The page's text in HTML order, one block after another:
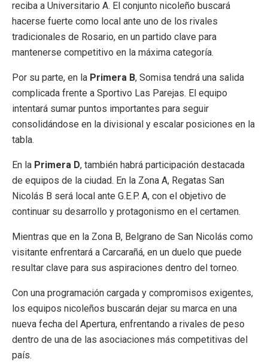
reciba a Universitario A. El conjunto nicoleño buscará
hacerse fuerte como local ante uno de los rivales
tradicionales de Rosario, en un partido clave para
mantenerse competitivo en la máxima categoría.
Por su parte, en la Primera B, Somisa tendrá una salida
complicada frente a Sportivo Las Parejas. El equipo
intentará sumar puntos importantes para seguir
consolidándose en la divisional y escalar posiciones en la
tabla.
En la Primera D, también habrá participación destacada
de equipos de la ciudad. En la Zona A, Regatas San
Nicolás B será local ante G.E.P. A, con el objetivo de
continuar su desarrollo y protagonismo en el certamen.
Mientras que en la Zona B, Belgrano de San Nicolás como
visitante enfrentará a Carcarañá, en un duelo que puede
resultar clave para sus aspiraciones dentro del torneo.
Con una programación cargada y compromisos exigentes,
los equipos nicoleños buscarán dejar su marca en una
nueva fecha del Apertura, enfrentando a rivales de peso
dentro de una de las asociaciones más competitivas del
país.